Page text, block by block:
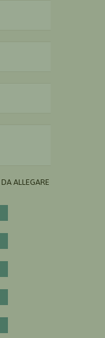
ALLEGARE AL